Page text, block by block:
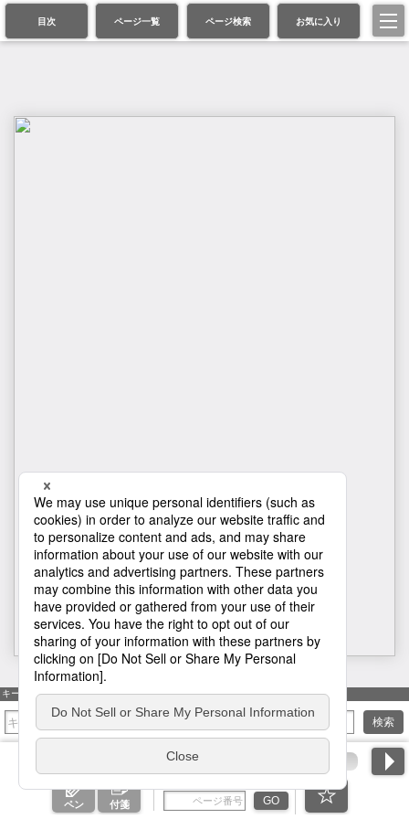
目次 ページ一覧 ページ検索 お気に入り
H1
キーワード検索
検索
ペン 付箋 GO